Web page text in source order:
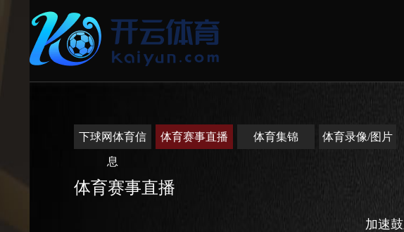
下球网体育信
息
体育赛事直播 体育集锦 体育录像/图片
体育赛事直播
加速